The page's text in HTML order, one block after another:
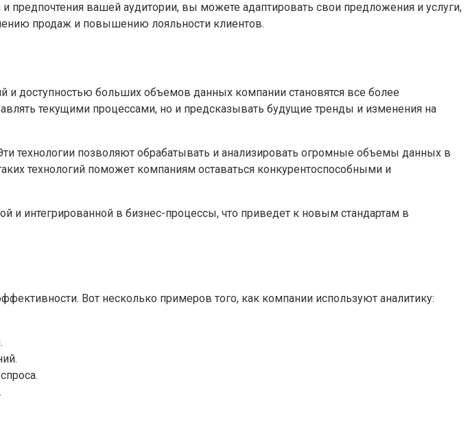
предпочтения вашей аудитории, вы можете адаптировать свои предложения и услуги,
продаж и повышению лояльности клиентов.
и доступностью больших объемов данных компании становятся все более
текущими процессами, но и предсказывать будущие тренды и изменения на
технологии позволяют обрабатывать и анализировать огромные объемы данных в
технологий поможет компаниям оставаться конкурентоспособными и
и интегрированной в бизнес-процессы, что приведет к новым стандартам в
Вот несколько примеров того, как компании используют аналитику: